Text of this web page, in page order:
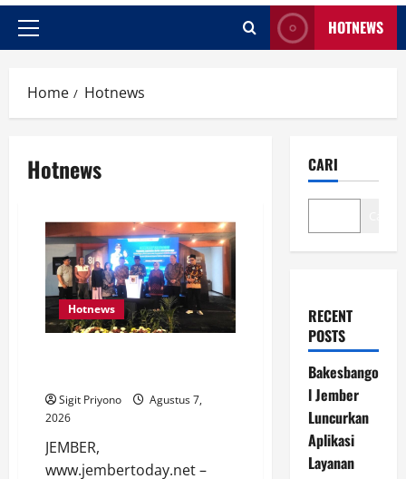
Primary
HOTNEWS
Home Hotnews
Hotnews
Hotnews
Sigit Priyono
Agustus 7,
2026
JEMBER,
www.jembertoday.net –
CARI
RECENT
POSTS
Bakesbango
l Jember
Luncurkan
Aplikasi
Layanan